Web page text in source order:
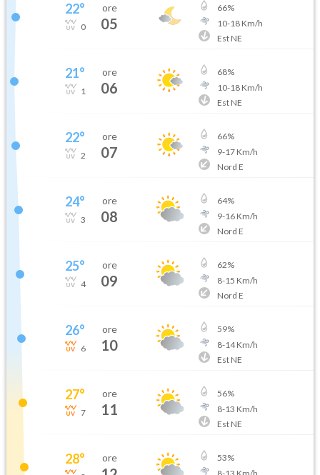
22°
0
ore
05
66%
10-18Km/h
Est NE
21°
1
ore
06
68%
10-18Km/h
Est NE
22°
2
ore
07
66%
9-17Km/h
Nord E
24°
3
ore
08
64%
9-16Km/h
Nord E
25°
4
ore
09
62%
8-15 Km/h
Nord E
26°
6
ore
10
59%
8-14Km/h
Est NE
27°
7
ore
11
56%
8-13 Km/h
Est NE
28° ore 53%